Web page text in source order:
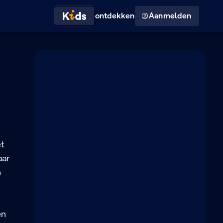
Hoog contrast modus
ontdekken Aanmelden